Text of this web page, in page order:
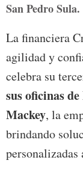
San Pedro Sula.
La financiera
agilidad y
celebra su
sus oficinas
Mackey, la
brindando